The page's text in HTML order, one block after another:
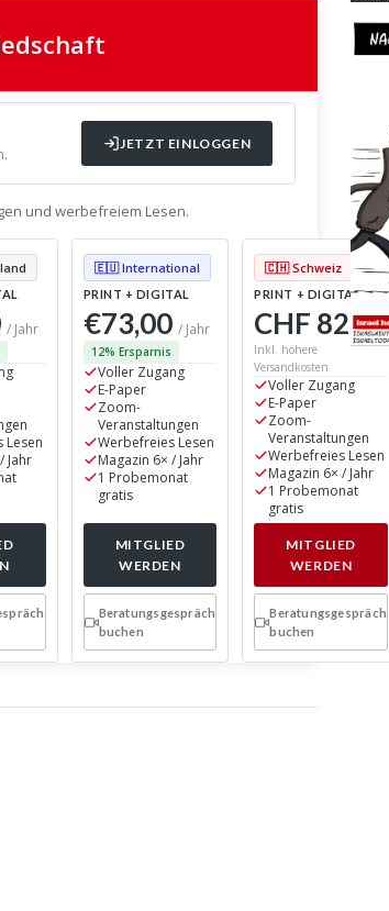
JETZT EINLOGGEN
und werbefreiem Lesen.
/ Jahr
Lesen
Jahr
🇪🇺 International
PRINT + DIGITAL
€73,00 / Jahr
12% Ersparnis
Voller Zugang
E-Paper
Zoom-
Veranstaltungen
Werbefreies Lesen
Magazin 6× / Jahr
1 Probemonat
gratis
MITGLIED
WERDEN
Beratungsgespräch
buchen
🇨🇭 Schweiz
PRINT + DIGITAL
CHF 82/ Jahr
Inkl. höhere
Versandkosten
Voller Zugang
E-Paper
Zoom-
Veranstaltungen
Werbefreies Lesen
Magazin 6× / Jahr
1 Probemonat
gratis
MITGLIED
WERDEN
Beratungsgespräch
buchen